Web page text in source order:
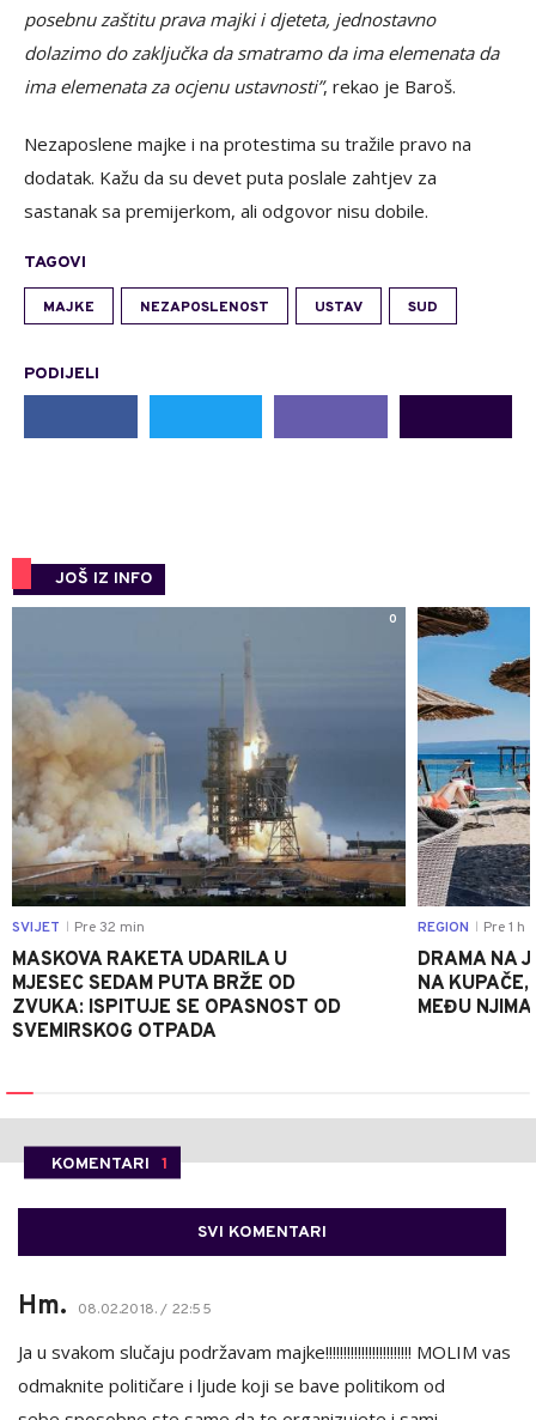
posebnu zaštitu prava majki i djeteta, jednostavno
dolazimo do zaključka da smatramo da ima elemenata da
ima elemenata za ocjenu ustavnosti”, rekao je Baroš.
Nezaposlene majke i na protestima su tražile pravo na
dodatak. Kažu da su devet puta poslale zahtjev za
sastanak sa premijerkom, ali odgovor nisu dobile.
TAGOVI
MAJKE NEZAPOSLENOST USTAV SUD
PODIJELI
JOŠ IZ INFO
0
SVIJET Pre 32 min
MASKOVA RAKETA UDARILA U
MJESEC SEDAM PUTA BRŽE OD
ZVUKA: ISPITUJE SE OPASNOST OD
SVEMIRSKOG OTPADA
REGION Pre 1 h
DRAMA NA
NA
MEĐU NJIMA
KOMENTARI 1
SVI KOMENTARI
Hm. 08.02.2018. / 22:55
Ja u svakom slučaju podržavam majke!!!!!!!!!!!!!!!!!!!!!!!! MOLIM vas
odmaknite političare i ljude koji se bave politikom od